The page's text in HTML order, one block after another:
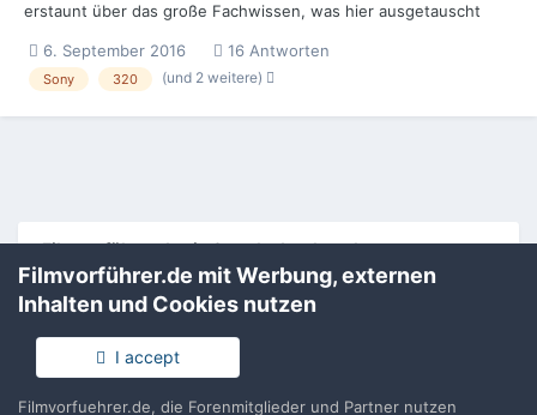
erstaunt über das große Fachwissen, was hier ausgetauscht
zum 320er von Sony: 1.) Bekommt man den SMSController (Ver
5.51)unter Windows 10 zum laufen? 2.) Wie r...
6. September 2016 16 Antworten
Sony 320 (und 2 weitere)
Filmvorführer.de via Google durchsuchen:
Sprache
Impressum / Datenschutzerklärung
Nutzungsbedingungen
Filmvorführer.de mit Werbung, externen
Inhalten und Cookies nutzen
I accept
Filmvorfuehrer.de, die Forenmitglieder und Partner nutzen